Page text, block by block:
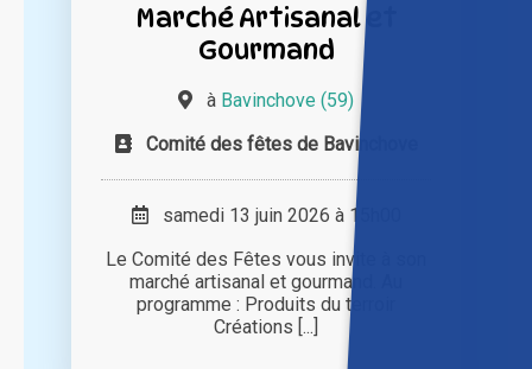
Marché Artisanal et
Gourmand
à Bavinchove (59)
Comité des fêtes de Bavinchove
samedi 13 juin 2026 à 15h00
Le Comité des Fêtes vous invite à son
marché artisanal et gourmand. Au
programme : Produits du terroir
Créations [...]